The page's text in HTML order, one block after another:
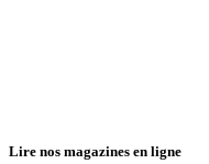
Lire nos magazines en ligne